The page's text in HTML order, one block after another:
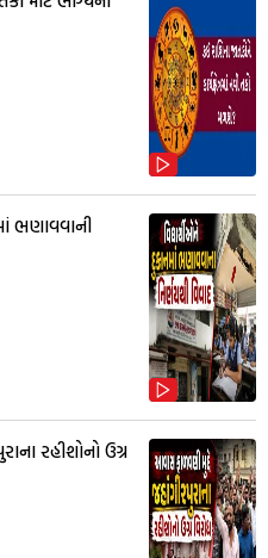
ભણાવવાની
રહીશોનો ઉગ્ર